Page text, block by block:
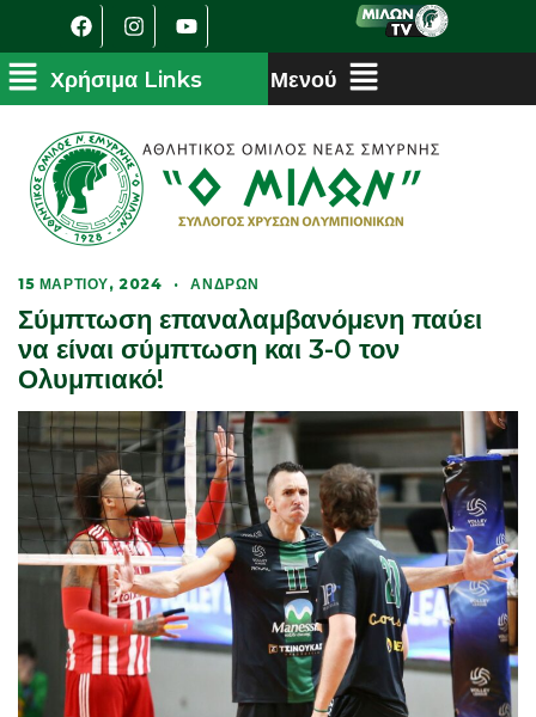
15 ΜΑΡΤΊΟΥ, 2024 · ΑΝΔΡΏΝ
Σύμπτωση επαναλαμβανόμενη παύει
να είναι σύμπτωση και 3-0 τον
Ολυμπιακό!